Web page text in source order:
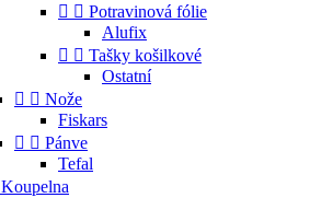
  Potravinová fólie
Alufix
  Tašky košilkové
Ostatní
  Nože
Fiskars
  Pánve
Tefal
Koupelna